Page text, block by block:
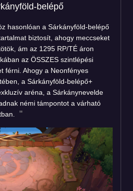
belépő
hasonlóan a Sárkányföld-belépő
biztosít, ahogy meccseket
ám az 1295 RP/TÉ áron
az ÖSSZES szintlépési
férni. Ahogy a Neonfényes
a Sárkányföld-belépő+
aréna, a Sárkánynevelde
némi támpontot a várható